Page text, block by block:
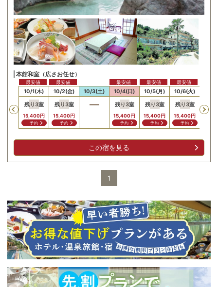
本館和室（広さお任せ）
Previous
10/1(木)
残り3室
15,400円
予約
最安値
10/2(金)
残り3室
15,400円
予約
最安値
10/3(土)
10/4(日)
残り3室
15,400円
予約
最安値
10/5(月)
残り3室
15,400円
予約
最安値
10/6(火)
残り3室
15,400円
予約
最安値
残り
この宿を見る
1